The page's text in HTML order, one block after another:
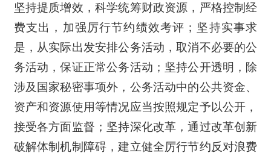
坚持提质增效，科学统筹财政资源，严格控制经
费支出，加强厉行节约绩效考评；坚持实事求
是，从实际出发安排公务活动，取消不必要的公
务活动，保证正常公务活动；坚持公开透明，除
涉及国家秘密事项外，公务活动中的公共资金、
资产和资源使用等情况应当按照规定予以公开，
接受各方面监督；坚持深化改革，通过改革创新
破解体制机制障碍，建立健全厉行节约反对浪费